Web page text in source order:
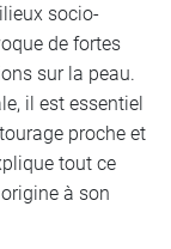
socio-
de fortes
sur la peau.
il est essentiel
proche et
tout ce
à son